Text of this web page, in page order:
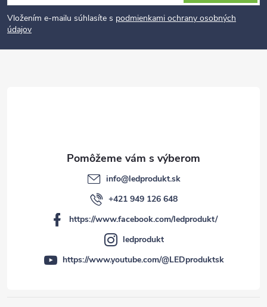
t
Vložením e-mailu súhlasíte s podmienkami ochrany osobných
údajov
info@ledprodukt.sk
+421 949 126 648
https://www.facebook.com/ledprodukt/
ledprodukt
https://www.youtube.com/@LEDproduktsk